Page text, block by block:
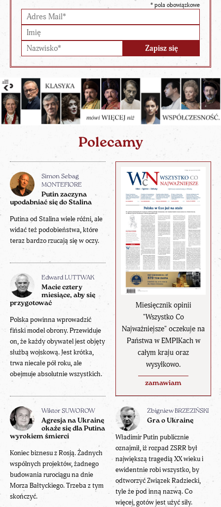
* pola obowiązkowe
Polecamy
Miesięcznik opinii
"Wszystko Co
Najważniejsze" oczekuje na
Państwa w EMPIKach w
całym kraju oraz
wysyłkowo.
zamawiam
Simon Sebag
MONTEFIORE
Putin zaczyna
upodabniać się do Stalina
Putina od Stalina wiele różni, ale
widać też podobieństwa, które
teraz bardzo rzucają się w oczy.
Edward LUTTWAK
Macie cztery
miesiące, aby się
przygotować
Polska powinna wprowadzić
fiński model obrony. Przewiduje
on, że każdy obywatel jest objęty
służbą wojskową. Jest krótka,
trwa niecałe pół roku, ale
obejmuje absolutnie wszystkich.
Wiktor SUWOROW
Agresja na Ukrainę
okaże się dla Putina
wyrokiem śmierci
Koniec biznesu z Rosją. Żadnych
wspólnych projektów, żadnego
budowania rurociągu na dnie
Morza Bałtyckiego. Trzeba z tym
skończyć.
Zbigniew BRZEZIŃSKI
Gra o Ukrainę
Władimir Putin publicznie
oznajmił, iż rozpad ZSRR był
największą tragedią XX wieku i
ewidentnie robi wszystko, by
odtworzyć Związek Radziecki,
tyle że pod inną nazwą. Co
więcej, gotów jest użyć siły.